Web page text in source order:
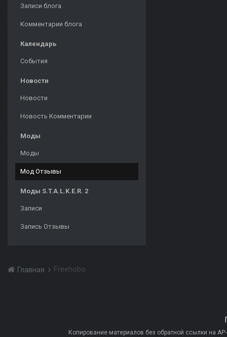
Записи блога
Комментарии блога
Календарь
События
Новости
Новости
Новость Комментарии
Моды
Моды
Мод Отзывы
Моды S.T.A.L.K.E.R. 2
Записи
Запись Отзывы
Главная Freehobo
Копирование материалов без обратной ссылки на